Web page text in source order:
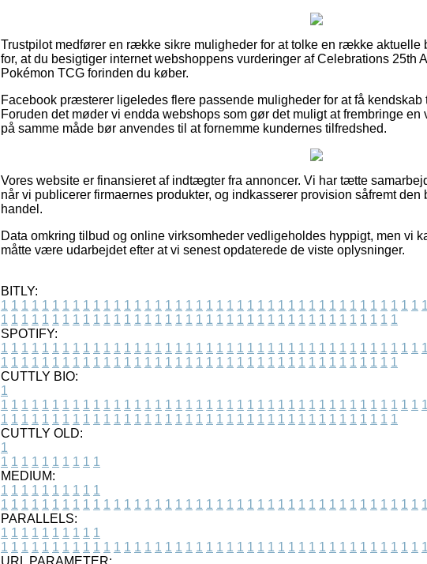
Trustpilot medfører en række sikre muligheder for at tolke en række aktuelle
for, at du besigtiger internet webshoppens vurderinger af Celebrations 25th
Pokémon TCG forinden du køber.
Facebook præsterer ligeledes flere passende muligheder for at få
Foruden det møder vi endda webshops som gør det muligt at frembringe
på samme måde bør anvendes til at fornemme kundernes tilfredshed.
Vores website er finansieret af indtægter fra annoncer. Vi har tætte
når vi publicerer firmaernes produkter, og indkasserer provision såfremt
handel.
Data omkring tilbud og online virksomheder vedligeholdes hyppigt, men vi
måtte være udarbejdet efter at vi senest opdaterede de viste oplysninger.
BITLY:
1 1 1 1 1 1 1 1 1 1 1 1 1 1 1 1 1 1 1 1 1 1 1 1 1 1 1 1 1 1 1 1 1 1 1 1 1 1 1 1 1 1
1 1 1 1 1 1 1 1 1 1 1 1 1 1 1 1 1 1 1 1 1 1 1 1 1 1 1 1 1 1 1 1 1 1 1 1 1 1 1
SPOTIFY:
1 1 1 1 1 1 1 1 1 1 1 1 1 1 1 1 1 1 1 1 1 1 1 1 1 1 1 1 1 1 1 1 1 1 1 1 1 1 1 1 1 1
1 1 1 1 1 1 1 1 1 1 1 1 1 1 1 1 1 1 1 1 1 1 1 1 1 1 1 1 1 1 1 1 1 1 1 1 1 1 1
CUTTLY BIO:
1
1 1 1 1 1 1 1 1 1 1 1 1 1 1 1 1 1 1 1 1 1 1 1 1 1 1 1 1 1 1 1 1 1 1 1 1 1 1 1 1 1 1
1 1 1 1 1 1 1 1 1 1 1 1 1 1 1 1 1 1 1 1 1 1 1 1 1 1 1 1 1 1 1 1 1 1 1 1 1 1 1
CUTTLY OLD:
1
1 1 1 1 1 1 1 1 1 1
MEDIUM:
1 1 1 1 1 1 1 1 1 1
1 1 1 1 1 1 1 1 1 1 1 1 1 1 1 1 1 1 1 1 1 1 1 1 1 1 1 1 1 1 1 1 1 1 1 1 1 1 1 1 1 1
PARALLELS:
1 1 1 1 1 1 1 1 1 1
1 1 1 1 1 1 1 1 1 1 1 1 1 1 1 1 1 1 1 1 1 1 1 1 1 1 1 1 1 1 1 1 1 1 1 1 1 1 1 1 1 1
URL PARAMETER: